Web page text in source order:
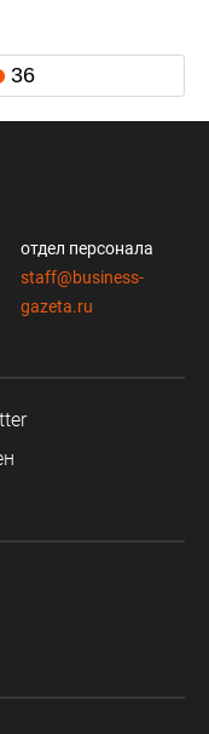
36
отдел персонала
staff@business-
gazeta.ru